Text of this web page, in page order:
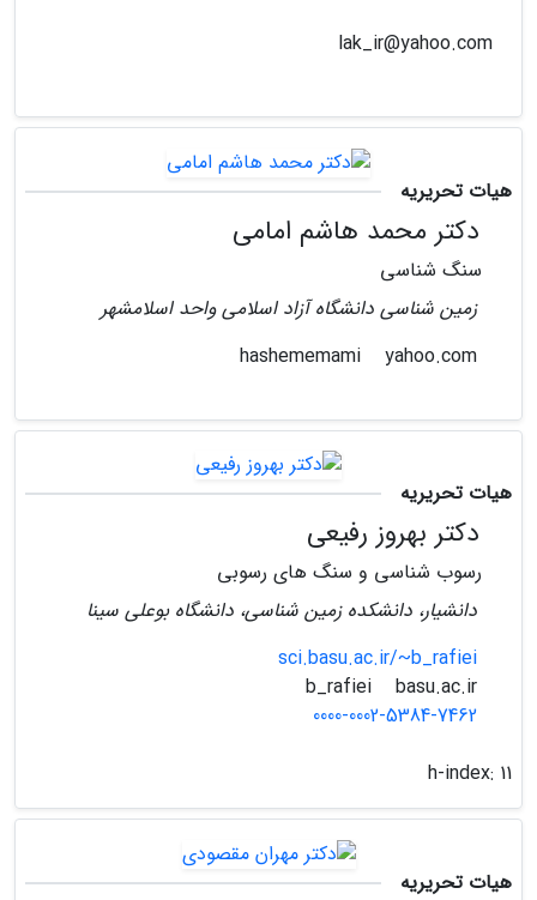
lak_ir@yahoo.com
هیات تحریریه
دکتر محمد هاشم امامی
سنگ شناسی
زمین شناسی دانشگاه آزاد اسلامی واحد اسلامشهر
yahoo.com
هیات تحریریه
دکتر بهروز رفیعی
رسوب شناسی و سنگ های رسوبی
دانشیار، دانشکده زمین شناسی، دانشگاه بوعلی سینا
sci.basu.ac.ir/~b_rafiei
basu.ac.ir
0000-0002-5384-7462
h-index: 11
هیات تحریریه